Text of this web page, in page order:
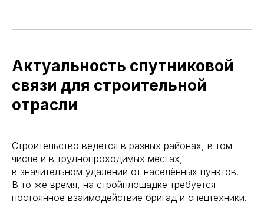
Актуальность спутниковой
связи для строительной
отрасли
Строительство ведется в разных районах, в том
числе и в труднопроходимых местах,
в значительном удалении от населённых пунктов.
В то же время, на стройплощадке требуется
постоянное взаимодействие бригад и спецтехники.